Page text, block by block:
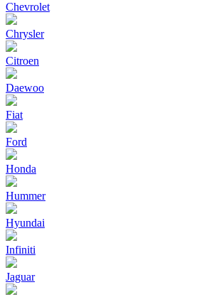
Chevrolet
Chrysler
Citroen
Daewoo
Fiat
Ford
Honda
Hummer
Hyundai
Infiniti
Jaguar